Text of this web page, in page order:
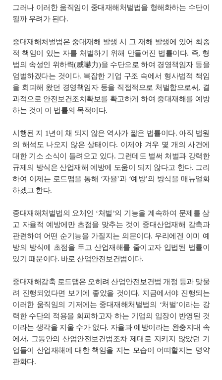
그러나 이러한 움직임이 중대재해처벌법을 형해화하는 수단이
될까 우려가 된다.
중대재해처벌법은 중대재해 발생 시 그 재해 발생에 있어 최종
적 책임이 있는 자를 처벌하기 위해 만들어진 법률이다. 즉, 형
법의 속성인 위하력(威嚇力)을 수단으로 하여 경영책임자 등을
엄벌하겠다는 것이다. 복잡한 기업 구조 속에서 형사법적 책임
을 회피해 왔던 경영책임자 등을 직접적으로 처벌함으로써, 결
과적으로 안전보건조치확보를 확고하게 하여 중대재해를 예방
하는 것이 이 법률의 목적이다.
시행된 지 1년이 채 되지 않은 역사가 짧은 법률이다. 아직 법원
의 해석도 나오지 않은 상태이다. 이제야 겨우 몇 개의 사건에
대한 기소 소식이 들려오고 있다. 그런데도 벌써 처벌과 강력한
규제의 방식은 산업재해 예방에 도움이 되지 않다고 한다. 그리
하여 이제는 로드맵을 통해 ‘자율’과 ‘예방’의 방식을 매뉴얼화
하겠고 한다.
중대재해처벌법의 요체인 ‘처벌’의 기능을 계속하여 문제를 삼
고 자율적 예방에만 초점을 맞추는 것이 중대산업재해 감축과
관련하여 어떤 순기능을 가질지는 의문이다. 우리에겐 이미 예
방의 방식에 초점을 두고 산업재해를 줄이고자 입법된 법률이
있기 때문이다. 바로 산업안전보건법이다.
중대재해감축 로드맵은 오히려 산업안전보건법 개정 등과 맞물
려 진행되었다면 보기에 좋았을 것이다. 지금에서야 진행되는
이러한 움직임의 기저에는 중대재해처벌법의 ‘처벌’이라는 강
력한 수단의 적용을 회피하고자 하는 기업의 입장이 반영된 것
이라는 생각을 지울 수가 없다. 자율과 예방이라는 완충지대 속
에서, 그동안의 산업안전보건법조차 제대로 지키지 않았던 기
업들이 산업재해에 대한 책임을 지는 모습이 어떠할지는 명약
관화다.